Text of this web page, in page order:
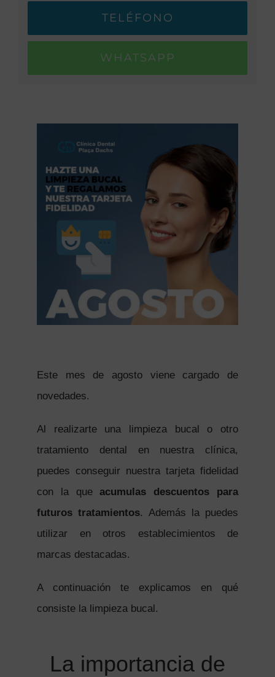
TELÉFONO
WHATSAPP
Este mes de agosto viene cargado de
novedades.
Al realizarte una limpieza bucal o otro
tratamiento dental en nuestra clínica,
puedes conseguir nuestra tarjeta fidelidad
con la queacumulas descuentos para
futuros tratamientos. Además la puedes
utilizar en otros establecimientos de
marcas destacadas.
A continuación te explicamos en qué
consiste la limpieza bucal.
La importancia de